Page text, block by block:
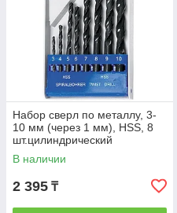
Набор сверл по металлу, 3-
10 мм (через 1 мм), HSS, 8
шт.цилиндрический
хвостовик// SPARTA
В наличии
2 395 ₸